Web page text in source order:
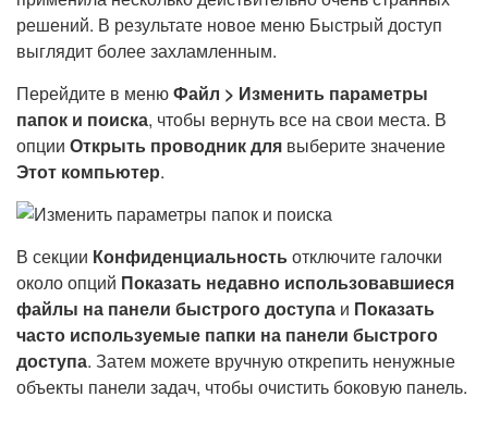
решений. В результате новое меню Быстрый доступ
выглядит более захламленным.
Перейдите в менюФайл > Изменить параметры
папок и поиска, чтобы вернуть все на свои места. В
опции Открыть проводник для выберите значение
Этот компьютер.
В секции Конфиденциальностьотключите галочки
около опций Показать недавно использовавшиеся
файлы на панели быстрого доступа и Показать
часто используемые папки на панели быстрого
доступа. Затем можете вручную открепить ненужные
объекты панели задач, чтобы очистить боковую панель.